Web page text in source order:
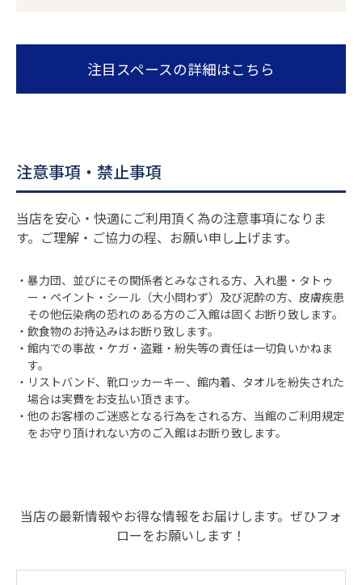
注目スペースの詳細はこちら
注意事項・禁止事項
当店を安心・快適にご利用頂く為の注意事項になりま
す。ご理解・ご協力の程、お願い申し上げます。
・暴力団、並びにその関係者とみなされる方、入れ墨・タトゥ
ー・ペイント・シール（大小問わず）及び泥酔の方、皮膚疾患
その他伝染病の恐れのある方のご入館は固くお断り致します。
・飲食物のお持込みはお断り致します。
・館内での事故・ケガ・盗難・紛失等の責任は一切負いかねま
す。
・リストバンド、靴ロッカーキー、館内着、タオルを紛失された
場合は実費をお支払い頂きます。
・他のお客様のご迷惑となる行為をされる方、当館のご利用規定
をお守り頂けれない方のご入館はお断り致します。
当店の最新情報やお得な情報をお届けします。ぜひフォ
ローをお願いします！